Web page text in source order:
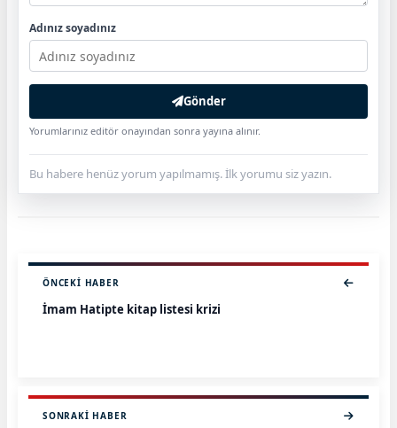
Adınız soyadınız
Gönder
Yorumlarınız editör onayından sonra yayına alınır.
Bu habere henüz yorum yapılmamış. İlk yorumu siz yazın.
ÖNCEKI HABER
İmam Hatipte kitap listesi krizi
SONRAKI HABER